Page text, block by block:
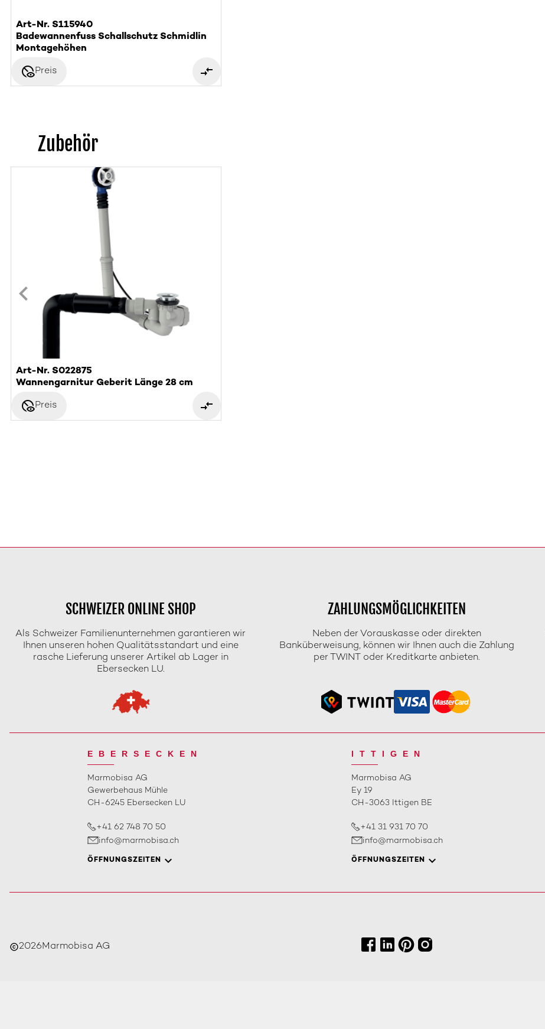
Art-Nr. S115940
Badewannenfuss Schallschutz Schmidlin
Montagehöhen
disabled_visiblePreis
Zubehör
Art-Nr. S022875
Wannengarnitur Geberit Länge 28 cm
disabled_visiblePreis
SCHWEIZER ONLINE SHOP
Als Schweizer Familienunternehmen garantieren wir
Ihnen unseren hohen Qualitätsstandart und eine
rasche Lieferung unserer Artikel ab Lager in
Ebersecken LU.
ZAHLUNGSMÖGLICHKEITEN
Neben der Vorauskasse oder direkten
Banküberweisung, können wir Ihnen auch die Zahlung
per TWINT oder Kreditkarte anbieten.
EBERSECKEN
Marmobisa AG
Gewerbehaus Mühle
CH-6245 Ebersecken LU
+41 62 748 70 50
info@marmobisa.ch
ÖFFNUNGSZEITEN
ITTIGEN
Marmobisa AG
Ey 19
CH-3063 Ittigen BE
+41 31 931 70 70
info@marmobisa.ch
ÖFFNUNGSZEITEN
copyright2026Marmobisa AG